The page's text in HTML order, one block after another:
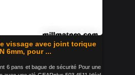
vissage avec joint torique
6mm, pour ...
6 pans et bague de sécurité Pour une